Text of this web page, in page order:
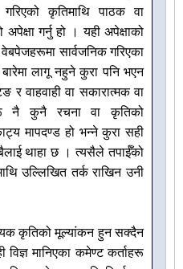
कृतिमाथि पाठक वा
गर्नु हो । यही अपेक्षाको
सार्वजनिक गरिएका
लागू नहुने कुरा पनि भएन
र वाहवाही वा सकारात्मक वा
नै कुनै रचना वा कृतिको
मापदण्ड हो भन्ने कुरा सही
थाहा छ । त्यसैले तपाईँको
उल्लिखित तर्क राखिन उनी
कृतिको मूल्यांकन हुन सक्दैन
विज्ञ मानिएका कमेण्ट कर्ताहरू